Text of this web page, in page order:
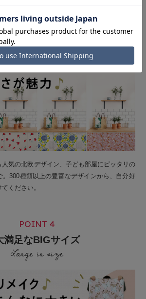
POINT 3
以上の豊富なデザイン
variety of designs
気の北欧デザイン、子ども部屋にピッタリの
。300種類以上の豊富なデザインから、自分好
ください。
POINT 4
満足なBIGサイズ
Large in size